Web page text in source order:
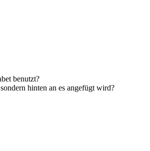
benutzt?
hinten an es angefügt wird?